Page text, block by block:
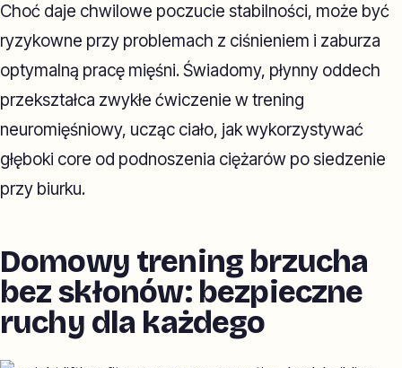
Choć daje chwilowe poczucie stabilności, może być
ryzykowne przy problemach z ciśnieniem i zaburza
optymalną pracę mięśni. Świadomy, płynny oddech
przekształca zwykłe ćwiczenie w trening
neuromięśniowy, ucząc ciało, jak wykorzystywać
głęboki core od podnoszenia ciężarów po siedzenie
przy biurku.
Domowy trening brzucha
bez skłonów: bezpieczne
ruchy dla każdego